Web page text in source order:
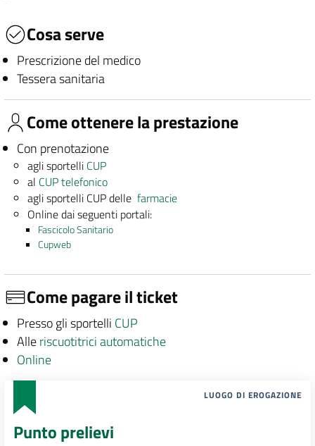
Cosa serve
Prescrizione del medico
Tessera sanitaria
Come ottenere la prestazione
Con prenotazione
agli sportelli CUP
al CUP telefonico
agli sportelli CUP dellefarmacie
Online dai seguenti portali:
Fascicolo Sanitario
Cupweb
Come pagare il ticket
Presso gli sportelli CUP
Alleriscuotitrici automatiche
Online
LUOGO DI EROGAZIONE
Punto prelievi